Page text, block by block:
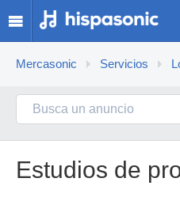
Mercasonic Servicios
Estudios de